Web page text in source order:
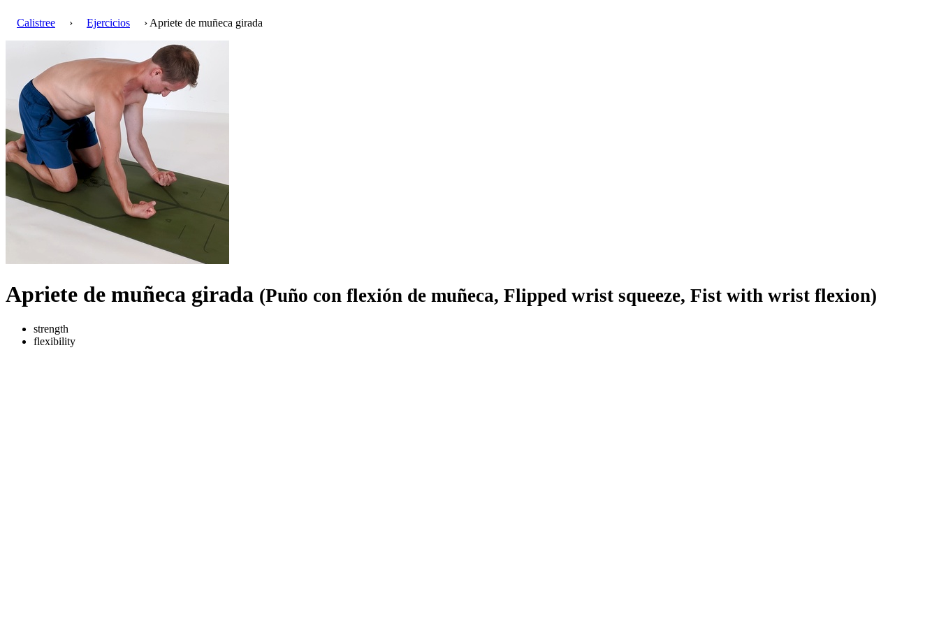
Calistree › Ejercicios › Apriete de muñeca girada
Apriete de muñeca girada (Puño con flexión de muñeca, Flipped wrist squeeze, Fist with wrist flexion)
strength
flexibility